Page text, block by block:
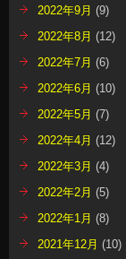
2022年9月 (9)
2022年8月 (12)
2022年7月 (6)
2022年6月 (10)
2022年5月 (7)
2022年4月 (12)
2022年3月 (4)
2022年2月 (5)
2022年1月 (8)
2021年12月 (10)